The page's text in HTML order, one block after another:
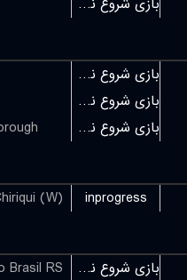
بازی شروع نشده است
بازی شروع نشده است
بازی شروع نشده است
بازی شروع نشده است
inprogress
بازی شروع نشده است